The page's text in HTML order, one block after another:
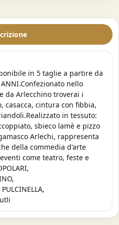
in 5 taglie a partire da
nello
da Arlecchino troverai i
casacca, cintura con fibbia,
in tessuto:
sbieco lamè e pizzo
Arlechi, rappresenta
della commedia d'arte
come teatro, feste e